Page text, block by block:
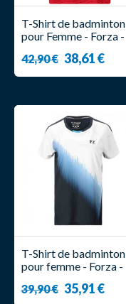
T-Shirt de badminton
pour Femme - Forza -
42,90 € 38,61 €
T-Shirt de badminton
pour femme - Forza -
39,90 € 35,91 €